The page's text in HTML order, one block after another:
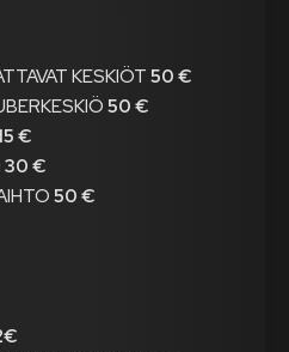
KESKIÖT 50 €
50 €
€
30 €
50 €